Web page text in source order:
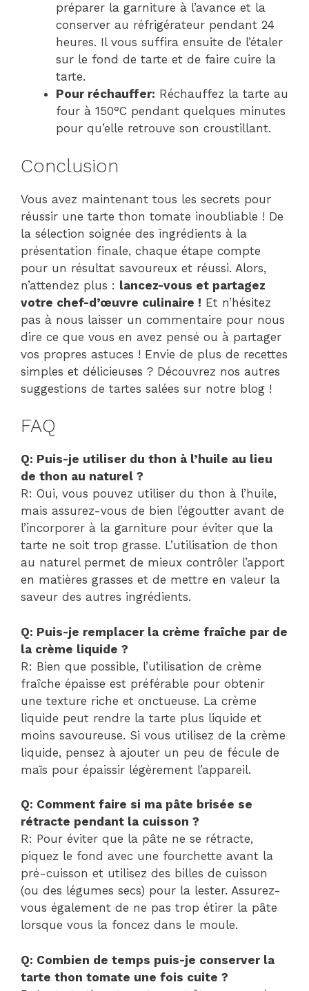
préparer la garniture à l’avance et la
conserver au réfrigérateur pendant 24
heures. Il vous suffira ensuite de l’étaler
sur le fond de tarte et de faire cuire la
tarte.
Pour réchauffer: Réchauffez la tarte au
four à 150°C pendant quelques minutes
pour qu’elle retrouve son croustillant.
Conclusion
Vous avez maintenant tous les secrets pour
réussir une tarte thon tomate inoubliable ! De
la sélection soignée des ingrédients à la
présentation finale, chaque étape compte
pour un résultat savoureux et réussi. Alors,
n’attendez plus : lancez-vous et partagez
votre chef-d’œuvre culinaire ! Et n’hésitez
pas à nous laisser un commentaire pour nous
dire ce que vous en avez pensé ou à partager
vos propres astuces ! Envie de plus de recettes
simples et délicieuses ? Découvrez nos autres
suggestions de tartes salées sur notre blog !
FAQ
Q: Puis-je utiliser du thon à l’huile au lieu
de thon au naturel ?
R: Oui, vous pouvez utiliser du thon à l’huile,
mais assurez-vous de bien l’égoutter avant de
l’incorporer à la garniture pour éviter que la
tarte ne soit trop grasse. L’utilisation de thon
au naturel permet de mieux contrôler l’apport
en matières grasses et de mettre en valeur la
saveur des autres ingrédients.
Q: Puis-je remplacer la crème fraîche par de
la crème liquide ?
R: Bien que possible, l’utilisation de crème
fraîche épaisse est préférable pour obtenir
une texture riche et onctueuse. La crème
liquide peut rendre la tarte plus liquide et
moins savoureuse. Si vous utilisez de la crème
liquide, pensez à ajouter un peu de fécule de
maïs pour épaissir légèrement l’appareil.
Q: Comment faire si ma pâte brisée se
rétracte pendant la cuisson ?
R: Pour éviter que la pâte ne se rétracte,
piquez le fond avec une fourchette avant la
pré-cuisson et utilisez des billes de cuisson
(ou des légumes secs) pour la lester. Assurez-
vous également de ne pas trop étirer la pâte
lorsque vous la foncez dans le moule.
Q: Combien de temps puis-je conserver la
tarte thon tomate une fois cuite ?